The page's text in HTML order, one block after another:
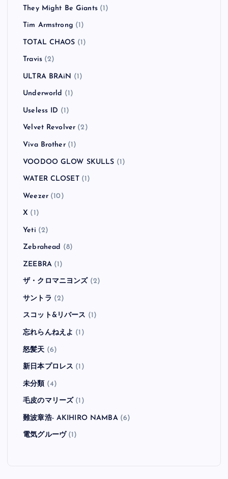
They Might Be Giants(1)
Tim Armstrong (1)
TOTAL CHAOS (1)
Travis(2)
ULTRA BRAiN (1)
Underworld (1)
Useless ID (1)
Velvet Revolver (2)
Viva Brother(1)
VOODOO GLOW SKULLS (1)
WATER CLOSET(1)
Weezer(10)
X (1)
Yeti (2)
Zebrahead (8)
ZEEBRA(1)
ザ・クロマニヨンズ (2)
サントラ (2)
スコット&リバース (1)
忘れらんねえよ (1)
怒髪天 (6)
新日本プロレス (1)
未分類 (4)
毛皮のマリーズ (1)
難波章浩- AKIHIRO NAMBA(6)
電気グルーヴ(1)